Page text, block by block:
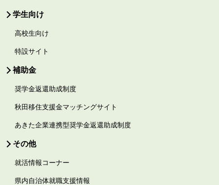
学生向け
高校生向け
特設サイト
補助金
奨学金返還助成制度
秋田移住支援金マッチングサイト
あきた企業連携型奨学金返還助成制度
その他
就活情報コーナー
県内自治体就職支援情報